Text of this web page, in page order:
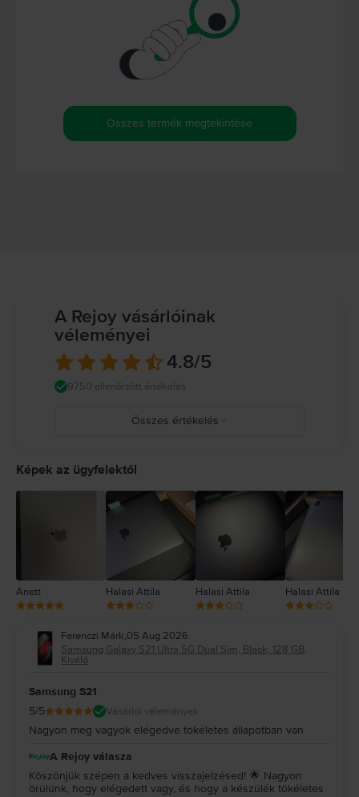
Összes termék megtekintése
A Rejoy vásárlóinak
véleményei
4.8/5
9750 ellenőrzött értékelés
Összes értékelés
2
Képek az ügyfelektől
Anett Halasi Attila Halasi Attila Halasi Attila
Ferenczi Márk,05 Aug 2026
Samsung Galaxy S21 Ultra 5G Dual Sim, Black, 128 GB,
Kiváló
Samsung S21
5/5 Vásárlói vélemények
Nagyon meg vagyok elégedve tökéletes állapotban van
A Rejoy válasza
Köszönjük szépen a kedves visszajelzésed! 🌟 Nagyon
örülünk, hogy elégedett vagy, és hogy a készülék tökéletes